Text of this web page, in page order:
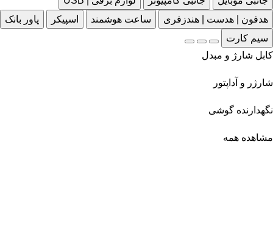
هدفون | هدست | هندزفری
ساعت هوشمند اسپیکر
پاور بانک
سیم کارت
کابل شارژ و مبدل
شارژر و آداپتور
نگهدارنده گوشی
مشاهده همه